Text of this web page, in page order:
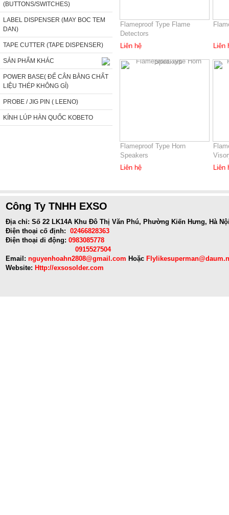
(BUTTONS/SWITCHES)
LABEL DISPENSER (MAY BOC TEM
DAN)
TAPE CUTTER (TAPE DISPENSER)
SẢN PHẨM KHÁC
POWER BASE( ĐẾ CÂN BẰNG CHẤT
LIỆU THÉP KHÔNG GỈ)
PROBE / JIG PIN ( LEENO)
KÍNH LÚP HÀN QUỐC KOBETO
Flameproof Type Flame
Detectors
Liên hệ
Liên
Flameproof Type Horn
Speakers
Liên hệ
Liên
Công Ty TNHH EXSO
Địa chỉ: Số 22 LK14A Khu Đô Thị Văn Phú, Phường Kiến Hưng, Hà
Điện thoại cố định: 02466828363
Điện thoại di động: 0983085778
0915527504
Email: nguyenhoahn2808@gmail.com Hoặc
Website: Http://exsosolder.com